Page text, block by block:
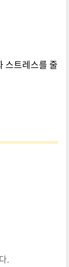
스트레스를 줄
.